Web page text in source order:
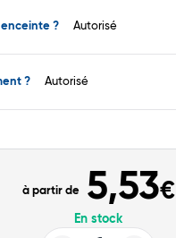
enceinte ? Autorisé
? Autorisé
à partir de 5,53€
En stock